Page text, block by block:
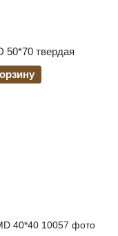
50*70 твердая